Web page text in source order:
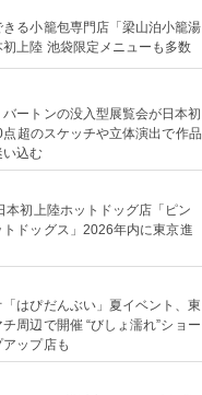
きる小籠包専門店「梁山泊小籠湯
初上陸 池袋限定メニューも多数
バートンの没入型展覧会が日本初
超のスケッチや立体演出で作品
い込む
本初上陸ホットドッグ店「ピン
トドッグス」2026年内に東京進
「はぴだんぶい」夏イベント、東
周辺で開催 “びしょ濡れ”ショー
ップ店も